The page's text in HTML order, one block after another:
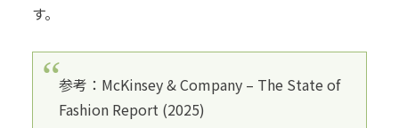
す。
参考：McKinsey & Company – The State of
Fashion Report (2025)